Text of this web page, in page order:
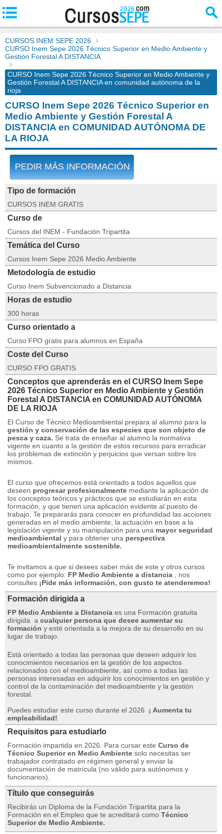
CURSOS INEM SEPE 2026
CURSO Inem Sepe 2026 Técnico Superior en Medio Ambiente y
Gestión Forestal A DISTANCIA
CURSO Inem Sepe 2026 Técnico Superior en Medio Ambiente y
Gestión Forestal A DISTANCIA en comunidad autónoma de la
rioja
CURSO Inem Sepe 2026 Técnico Superior en
Medio Ambiente y Gestión Forestal A
DISTANCIA en COMUNIDAD AUTÓNOMA DE
LA RIOJA
PEDIR MÁS INFORMACIÓN
Tipo de formación
CURSOS INEM GRATIS
Curso de
Cursos del INEM - Fundación Tripartita
Temática del Curso
Cursos Inem Sepe 2026 Medio Ambiente
Metodología de estudio
Curso Inem Subvencionado a Distancia
Horas de estudio
300 horas
Curso orientado a
Curso FPO gratis para alumnos en España
Coste del Curso
CURSO FPO GRATIS
Conceptos que aprenderás en el CURSO Inem Sepe
2026 Técnico Superior en Medio Ambiente y Gestión
Forestal A DISTANCIA en COMUNIDAD AUTÓNOMA
DE LA RIOJA
El Curso de Técnico Medioambiental prepara al alumno para la
gestión y conservación de las especies que son objeto de
pesca y caza. Se trata de enseñar al alumno la normativa
vigente en cuanto a la gestión de estos recursos para erradicar
los problemas de extinción y perjuicios que versan sobre los
mismos.
El curso que ofrecemos está orientado a todos aquellos que
deseen progresar profesionalmente mediante la aplicación de
los conceptos teóricos y prácticos que se estudiarán en esta
formación, y que tienen una aplicación evidente al puesto de
trabajo. Te prepararás para conocer en profundidad las acciones
generadas en el medio ambiente, la actuación en base a la
legislación vigente y su manipulación para una mayor seguridad
medioambiental y para obtener una perspectiva
medioambientalmente sostenible.
Te invitamos a que si desees saber más de este y otros cursos
como por ejemplo: FP Medio Ambiente a distancia , nos
consultes ¡Pide más información, con gusto te atenderemos!
Formación dirigida a
FP Medio Ambiente a Distancia es una Formación gratuita
dirigida a cualquier persona que desee aumentar su
formación y esté orientada a la mejora de su desarrollo en su
lugar de trabajo.
Está orientado a todas las personas que deseen adquirir los
conocimientos necesarios en la gestión de los aspectos
relacionados con el medioambiente, así como a todas las
personas interesadas en adquirir los conocimientos en gestión y
control de la contaminación del medioambiente y la gestión
forestal.
Puedes estudiar este curso durante el 2026
¡ Aumenta tu
empleabilidad!
Requisitos para estudiarlo
Formación impartida en 2026. Para cursar este Curso de
Técnico Superior en Medio Ambiente solo necesitas ser
trabajador contratado en régimen general y enviar la
documentación de matrícula (no válido para autónomos y
funcionarios).
Título que conseguirás
Recibirás un Diploma de la Fundación Tripartita para la
Formación en el Empleo que te acreditará como Técnico
Superior de Medio Ambiente.